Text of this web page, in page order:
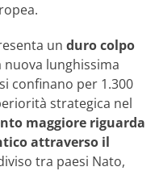
un duro colpo
nuova lunghissima
confinano per 1.300
strategica nel
maggiore riguarda
attraverso il
tra paesi Nato,